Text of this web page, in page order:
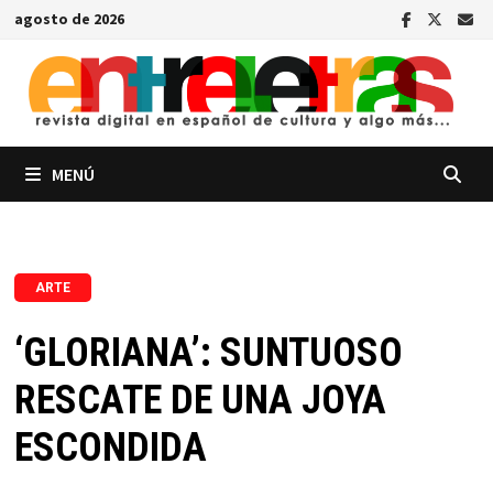
Saltar
contenido
agosto de 2026
MENÚ
ARTE
‘GLORIANA’: SUNTUOSO
RESCATE DE UNA JOYA
ESCONDIDA